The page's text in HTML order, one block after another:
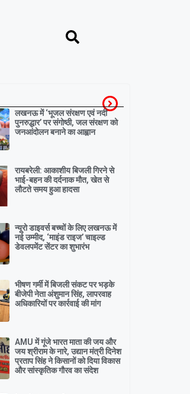
लखनऊ में ‘भूजल संरक्षण एवं नदी
पुनरुद्धार’ पर संगोष्ठी, जल संरक्षण को
जनआंदोलन बनाने का आह्वान
रायबरेली: आकाशीय बिजली गिरने से
भाई-बहन की दर्दनाक मौत, खेत से
लौटते समय हुआ हादसा
न्यूरो डाइवर्स बच्चों के लिए लखनऊ में
नई उम्मीद, ‘माइंड राइज’ चाइल्ड
डेवलपमेंट सेंटर का शुभारंभ
भीषण गर्मी में बिजली संकट पर भड़के
बीजेपी नेता अंशुमान सिंह, लापरवाह
अधिकारियों पर कार्रवाई की मांग
AMU में गूंजे भारत माता की जय और
जय श्रीराम के नारे, उद्यान मंत्री दिनेश
प्रताप सिंह ने किसानों को दिया विकास
और सांस्कृतिक गौरव का संदेश